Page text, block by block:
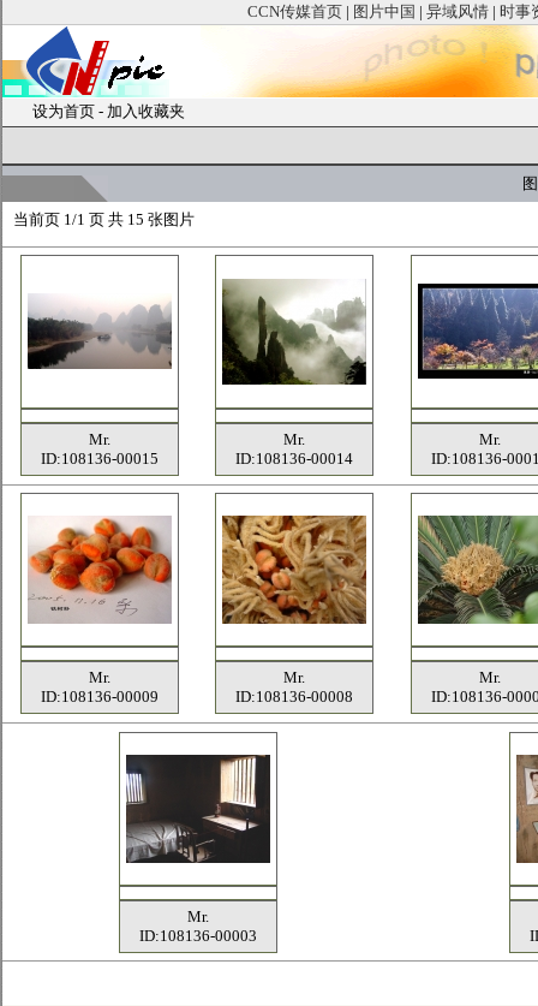
CCN传媒首页 | 图片中国 | 异域风情 | 时事
设为首页 - 加入收藏夹
图
当前页 1/1 页 共 15 张图片
Mr.
ID:108136-00015
Mr.
ID:108136-00014
Mr.
ID:108136-
Mr.
ID:108136-00009
Mr.
ID:108136-00008
Mr.
ID:108136-
Mr.
ID:108136-00003